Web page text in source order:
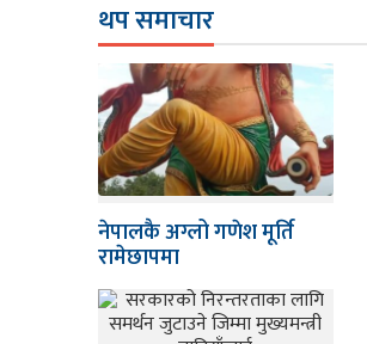
थप समाचार
नेपालकै अग्लो गणेश मूर्ति
रामेछापमा